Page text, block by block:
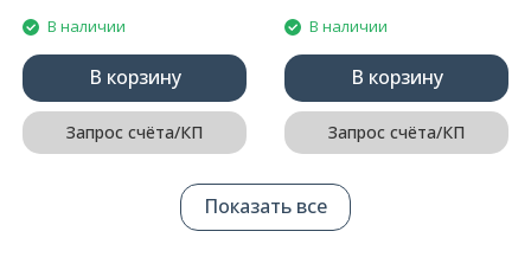
В наличии
В корзину
Запрос счёта/КП
В наличии
В корзину
Запрос счёта/КП
Показать все